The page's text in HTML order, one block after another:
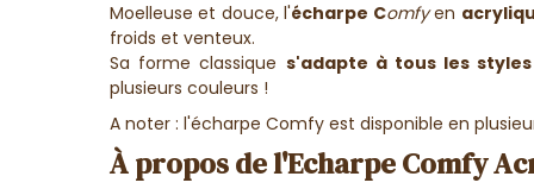
Moelleuse et douce, l'écharpe Comfyen
froids et venteux.
Sa forme classique s'adapte à tous les
plusieurs couleurs !
A noter : l'écharpe Comfy est disponible en
À propos de l'Echarpe Comfy